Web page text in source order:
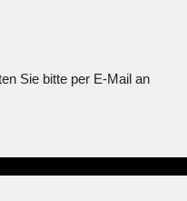
Sie bitte per E-Mail an